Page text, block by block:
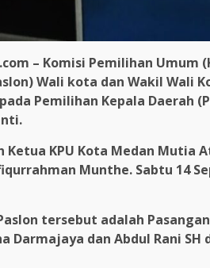
– Komisi Pemilihan Umum
Wali kota dan Wakil Wali
Pemilihan Kepala Daerah
Ketua KPU Kota Medan Mutia
Munthe. Sabtu 14
tersebut adalah
Darmajaya dan Abdul Rani SH